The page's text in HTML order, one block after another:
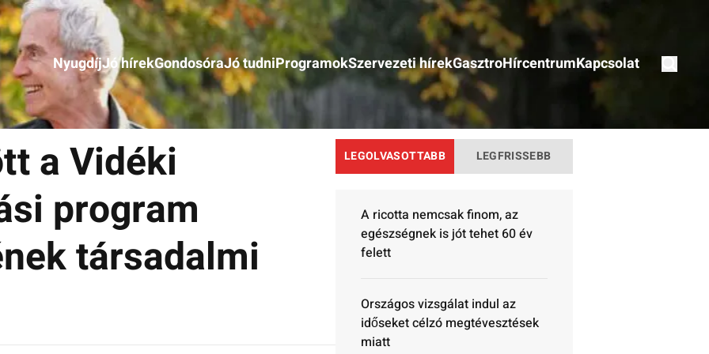
NyugdíjJó hírekGondosóraJó tudniProgramokSzervezeti hírekGasztroHírcentrumKapcsolat
a Vidéki
program
társadalmi
LEGOLVASOTTABB LEGFRISSEBB
A ricotta nemcsak finom, az
egészségnek is jót tehet 60 év
felett
Országos vizsgálat indul az
időseket célzó megtévesztések
miatt